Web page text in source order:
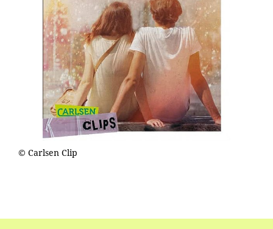
© Carlsen Clip